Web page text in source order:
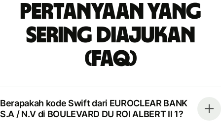
Pertanyaan yang
Sering Diajukan
(FAQ)
Berapakah kode Swift dari EUROCLEAR BANK
S.A / N.V di BOULEVARD DU ROI ALBERT II 1?